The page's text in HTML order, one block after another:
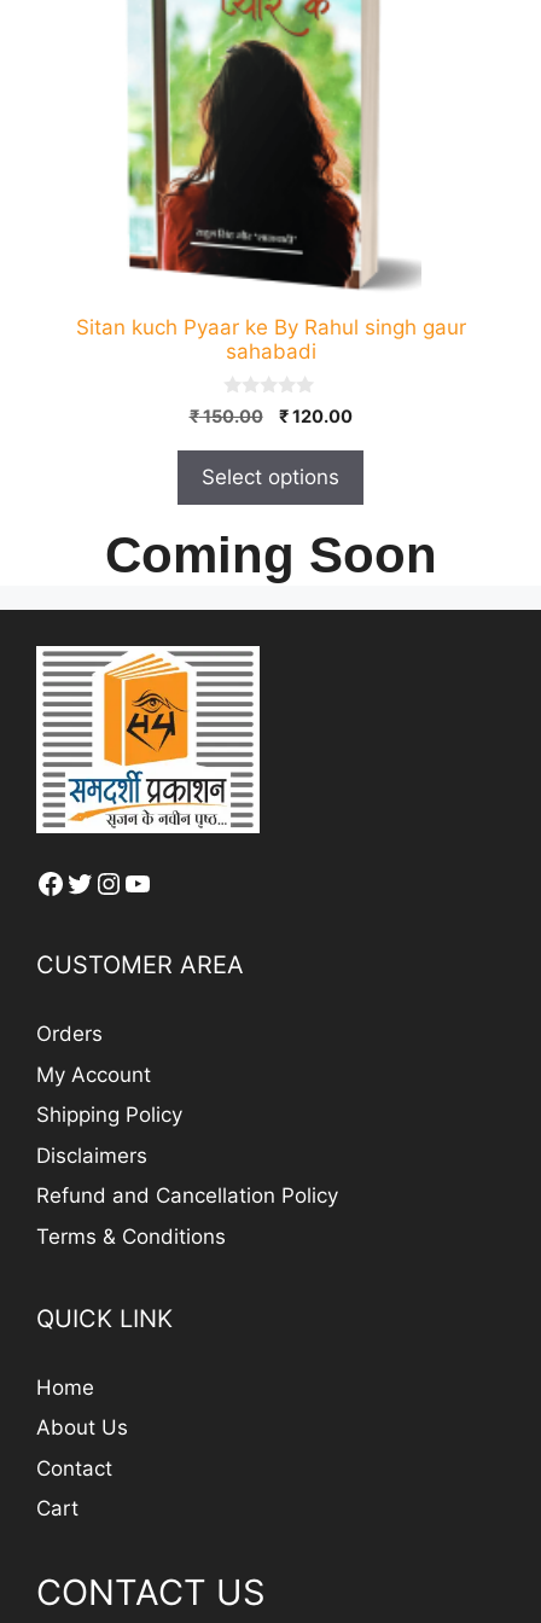
Sitan kuch Pyaar ke By Rahul singh gaur
sahabadi
0
o
o
5
₹150.00
Original
was:
₹ 150.00.
₹120.00Current
Select options
Coming Soon
Facebook
Twitter
Instagram
YouTube
CUSTOMER AREA
Orders
My Account
Shipping Policy
Disclaimers
Refund and Cancellation Policy
Terms & Conditions
QUICK LINK
Home
About Us
Contact
Cart
CONTACT US